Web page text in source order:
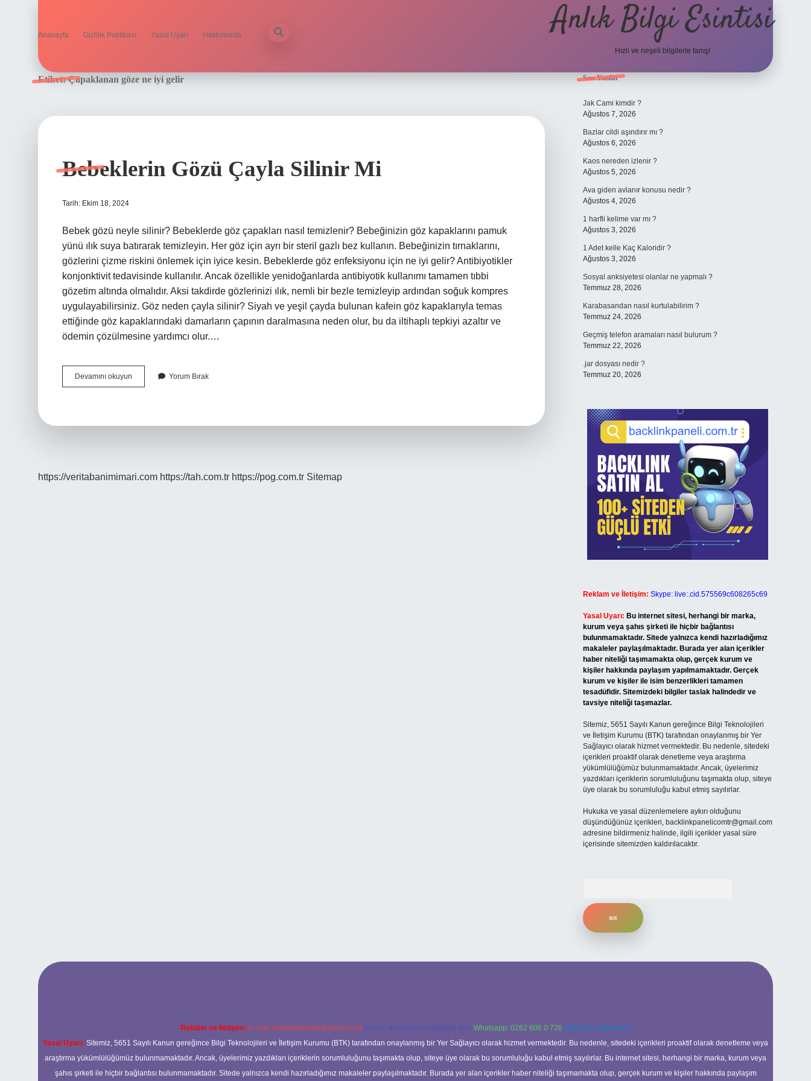
Anasayfa Gizlilik Politikası Yasal Uyarı Hakkımızda Anlık Bilgi Esintisi
Hızlı ve neşeli bilgilerle tanış!
Etiket:Çapaklanan göze ne iyi gelir
Bebeklerin Gözü Çayla Silinir Mi
Tarih: Ekim 18, 2024
Bebek gözü neyle silinir? Bebeklerde göz çapakları nasıl temizlenir? Bebeğinizin göz kapaklarını pamuk
yünü ılık suya batırarak temizleyin. Her göz için ayrı bir steril gazlı bez kullanın. Bebeğinizin tırnaklarını,
gözlerini çizme riskini önlemek için iyice kesin. Bebeklerde göz enfeksiyonu için ne iyi gelir? Antibiyotikler
konjonktivit tedavisinde kullanılır. Ancak özellikle yenidoğanlarda antibiyotik kullanımı tamamen tıbbi
gözetim altında olmalıdır. Aksi takdirde gözlerinizi ılık, nemli bir bezle temizleyip ardından soğuk kompres
uygulayabilirsiniz. Göz neden çayla silinir? Siyah ve yeşil çayda bulunan kafein göz kapaklarıyla temas
ettiğinde göz kapaklarındaki damarların çapının daralmasına neden olur, bu da iltihaplı tepkiyi azaltır ve
ödemin çözülmesine yardımcı olur.…
Devamını okuyun Bebeklerin
Gözü
Yorum Bırak
https://veritabanimimari.com https://tah.com.tr https://pog.com.tr Sitemap
Sidebar
Son Yazılar
Jak Cami kimdir ?
Ağustos 7, 2026
Bazlar cildi aşındırır mı ?
Ağustos 6, 2026
Kaos nereden izlenir ?
Ağustos 5, 2026
Ava giden avlanır konusu nedir ?
Ağustos 4, 2026
1 harfli kelime var mı ?
Ağustos 3, 2026
1 Adet kelle Kaç Kaloridir ?
Ağustos 3, 2026
Sosyal anksiyetesi olanlar ne yapmalı ?
Temmuz 28, 2026
Karabasandan nasıl kurtulabilirim ?
Temmuz 24, 2026
Geçmiş telefon aramaları nasıl bulurum ?
Temmuz 22, 2026
.jar dosyası nedir ?
Temmuz 20, 2026
Reklam ve İletişim: Skype: live:.cid.575569c608265c69
Yasal Uyarı: Bu internet sitesi, herhangi bir marka,
kurum veya şahıs şirketi ile hiçbir bağlantısı
bulunmamaktadır. Sitede yalnızca kendi hazırladığımız
makaleler paylaşılmaktadır. Burada yer alan içerikler
haber niteliği taşımamakta olup, gerçek kurum ve
kişiler hakkında paylaşım yapılmamaktadır. Gerçek
kurum ve kişiler ile isim benzerlikleri tamamen
tesadüfidir. Sitemizdeki bilgiler taslak halindedir ve
tavsiye niteliği taşımazlar.
Sitemiz, 5651 Sayılı Kanun gereğince Bilgi Teknolojileri
ve İletişim Kurumu (BTK) tarafından onaylanmış bir Yer
Sağlayıcı olarak hizmet vermektedir. Bu nedenle, sitedeki
içerikleri proaktif olarak denetleme veya araştırma
yükümlülüğümüz bulunmamaktadır. Ancak, üyelerimiz
yazdıkları içeriklerin sorumluluğunu taşımakta olup, siteye
üye olarak bu sorumluluğu kabul etmiş sayılırlar.
Hukuka ve yasal düzenlemelere aykırı olduğunu
düşündüğünüz içerikleri, backlinkpanelicomtr@gmail.com
adresine bildirmeniz halinde, ilgili içerikler yasal süre
içerisinde sitemizden kaldırılacaktır.
Reklam ve İletişim: E-mail: backlinkpaneli@gmail.com Teams: forumhizmeti@gmail.com Whatsapp: 0262 606 0 726 Telegram: @karabul
Yasal Uyarı: Sitemiz, 5651 Sayılı Kanun gereğince Bilgi Teknolojileri ve İletişim Kurumu (BTK) tarafından onaylanmış bir Yer Sağlayıcı olarak hizmet vermektedir. Bu nedenle, sitedeki içerikleri proaktif olarak denetleme veya
araştırma yükümlülüğümüz bulunmamaktadır. Ancak, üyelerimiz yazdıkları içeriklerin sorumluluğunu taşımakta olup, siteye üye olarak bu sorumluluğu kabul etmiş sayılırlar. Bu internet sitesi, herhangi bir marka, kurum veya
şahıs şirketi ile hiçbir bağlantısı bulunmamaktadır. Sitede yalnızca kendi hazırladığımız makaleler paylaşılmaktadır. Burada yer alan içerikler haber niteliği taşımamakta olup, gerçek kurum ve kişiler hakkında paylaşım